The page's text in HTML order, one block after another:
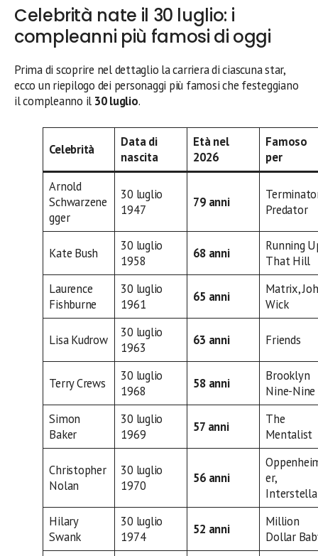
Celebrità nate il 30 luglio: i
compleanni più famosi di oggi
Prima di scoprire nel dettaglio la carriera di ciascuna star,
ecco un riepilogo dei personaggi più famosi che festeggiano
il compleanno il 30 luglio.
Celebrità
Data di
nascita
Età nel
2026
Famoso
per
Arnold
Schwarzene
gger
30 luglio
1947
79 anni
Predator
Kate Bush
30 luglio
1958
68 anni
Running
That Hill
Laurence
Fishburne
30 luglio
1961
65 anni
Matrix,
Wick
Lisa Kudrow
30 luglio
1963
63 anni Friends
Terry Crews
30 luglio
1968
58 anni
Brooklyn
Nine-Nine
Simon
Baker
30 luglio
1969
57 anni
The
Mentalist
Christopher
Nolan
30 luglio
1970
56 anni
er,
Hilary
Swank
30 luglio
1974
52 anni
Million
Dollar